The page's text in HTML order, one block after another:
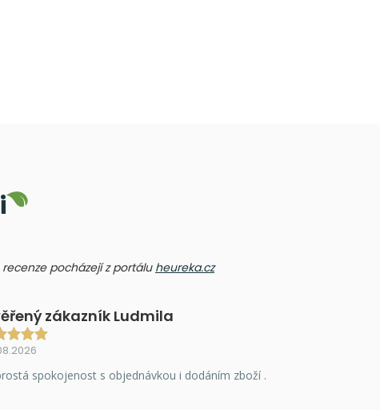
pocházejí z portálu heureka.cz
zákazník Ludmila
spokojenost s objednávkou i dodáním zboží .